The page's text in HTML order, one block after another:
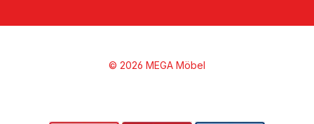
© 2026 MEGA Möbel